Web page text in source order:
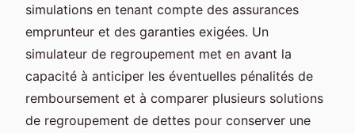
simulations en tenant compte des assurances
emprunteur et des garanties exigées. Un
simulateur de regroupement met en avant la
capacité à anticiper les éventuelles pénalités de
remboursement et à comparer plusieurs solutions
de regroupement de dettes pour conserver une